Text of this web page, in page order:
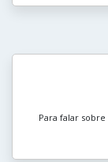
Para falar sobre